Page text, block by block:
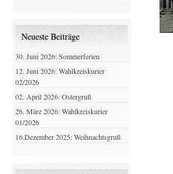
Neueste Beiträge
30. Juni 2026: Sommerferien
12. Juni 2026: Wahlkreiskurier
02/2026
02. April 2026: Ostergruß
26. März 2026: Wahlkreiskurier
01/2026
16.Dezember 2025: Weihnachtsgruß